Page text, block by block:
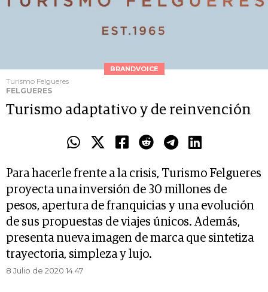
BRANDVOICE
Turismo Felgueres
FELGUERES
Turismo adaptativo y de reinvención
Para hacerle frente a la crisis, Turismo Felgueres
proyecta una inversión de 30 millones de
pesos, apertura de franquicias y una evolución
de sus propuestas de viajes únicos. Además,
presenta nueva imagen de marca que sintetiza
trayectoria, simpleza y lujo.
8 Julio de 2020 14.47